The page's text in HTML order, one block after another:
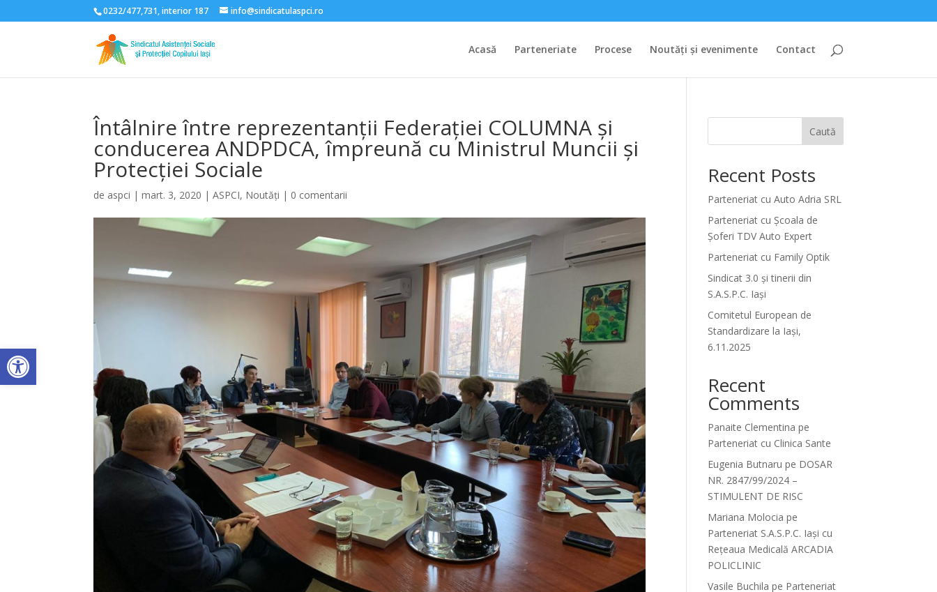
Deschide bara de unelte
0232/477,731, interior 187 info@sindicatulaspci.ro
Acasă Parteneriate Procese Noutăți și evenimente Contact
Întâlnire între reprezentanții Federației COLUMNA și
conducerea ANDPDCA, împreună cu Ministrul Muncii și
Protecției Sociale
de aspci |mart. 3, 2020 |ASPCI, Noutăți | 0 comentarii
Caută
Recent Posts
Parteneriat cu Auto Adria SRL
Parteneriat cu Școala de
Șoferi TDV Auto Expert
Parteneriat cu Family Optik
Sindicat 3.0 și tinerii din
S.A.S.P.C. Iași
Comitetul European de
Standardizare la Iași,
6.11.2025
Recent
Comments
Panaite Clementina pe
Parteneriat cu Clinica Sante
Eugenia Butnaru pe DOSAR
NR. 2847/99/2024 –
STIMULENT DE RISC
Mariana Molocia pe
Parteneriat S.A.S.P.C. Iași cu
Rețeaua Medicală ARCADIA
POLICLINIC
Vasile Buchila pe Parteneriat